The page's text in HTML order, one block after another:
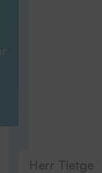
Herr Tietge